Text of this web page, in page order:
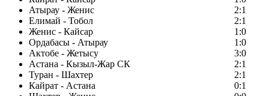
Атырау - Женис
2:1
Елимай - Тобол
2:1
Женис - Кайсар
1:0
Ордабасы - Атырау
1:0
Актобе - Жетысу
3:0
Астана - Кызыл-Жар СК
2:1
Туран - Шахтер
2:1
Кайрат - Астана
0:1